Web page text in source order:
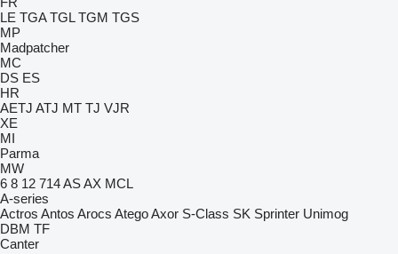
LE TGA TGL TGM TGS
MP
Madpatcher
MC
DS ES
HR
AETJ ATJ MT TJ VJR
XE
MI
Parma
MW
6 8 12 714ASAX MCL
A-series
Actros Antos Arocs AtegoAxor S-Class SK Sprinter Unimog
DBM TF
Canter